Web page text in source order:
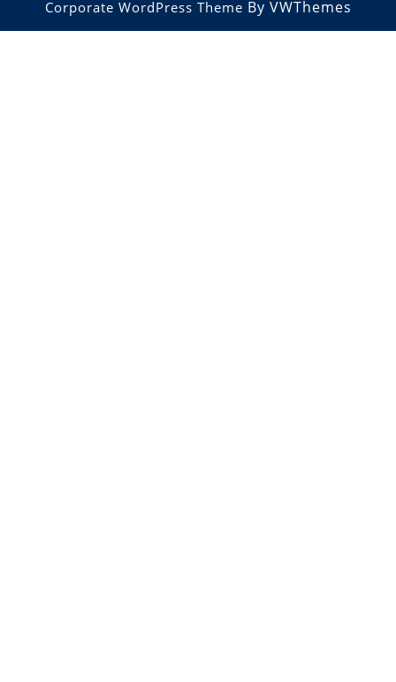
Corporate WordPress Theme By VWThemes
Scroll